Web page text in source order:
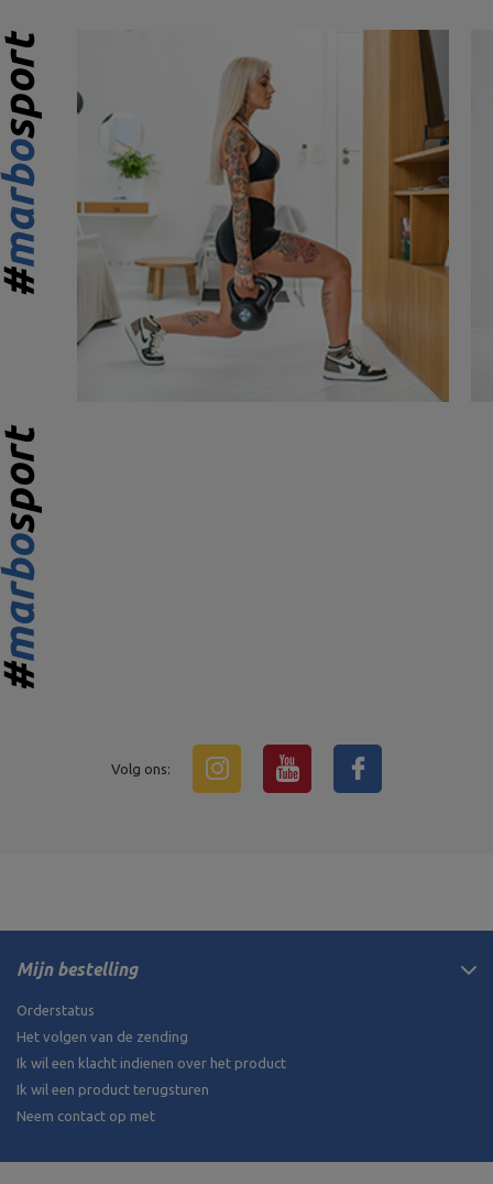
Volg ons:
Mijn bestelling
Orderstatus
Het volgen van de zending
Ik wil een klacht indienen over het product
Ik wil een product terugsturen
Neem contact op met